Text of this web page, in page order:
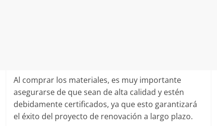
Al comprar los materiales, es muy importante
asegurarse de que sean de alta calidad y estén
debidamente certificados, ya que esto garantizará
el éxito del proyecto de renovación a largo plazo.